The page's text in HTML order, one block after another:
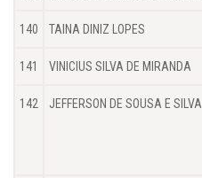
140 TAINA DINIZ LOPES
141 VINICIUS SILVA DE MIRANDA
142 JEFFERSON DE SOUSA E SILVA